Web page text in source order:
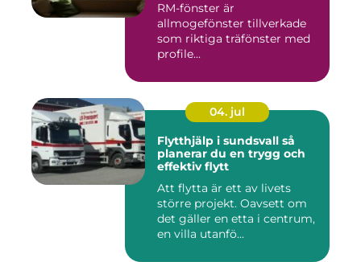
RM-fönster är
allmogefönster tillverkade
som riktiga träfönster med
profile...
04. jul
Flytthjälp i sundsvall så
planerar du en trygg och
effektiv flytt
Att flytta är ett av livets
större projekt. Oavsett om
det gäller en etta i centrum,
en villa utanfö...